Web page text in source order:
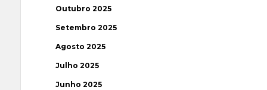
Outubro 2025
Setembro 2025
Agosto 2025
Julho 2025
Junho 2025